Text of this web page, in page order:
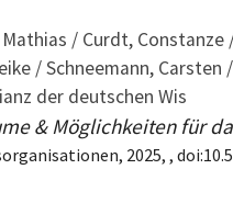
/ Curdt, Constanze
/ Schneemann,
der deutschen Wis
& Möglichkeiten für
2025, ,